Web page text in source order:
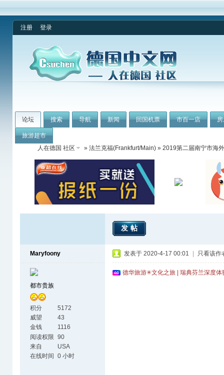
注册 登录
论坛 搜索 导航 新闻 回国机票 市百一店
旅游超市
人在德国 社区
» 法兰克福(Frankfurt/Main) » 2019第二届南宁市海
发帖
Maryfoony
都市贵族
积分
5172
威望
43
金钱
1116
阅读权限 90
来自
USA
在线时间
0 小时
发表于 2020-4-17 00:01 只看该作
德华旅游✳文化之旅 | 瑞典芬兰深度